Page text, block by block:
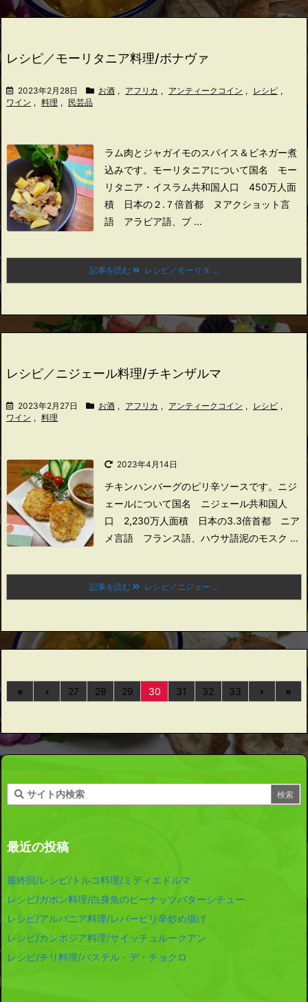
レシピ／モーリタニア料理/ボナヴァ
2023年2月28日 お酒 , アフリカ , アンティークコイン , レシピ ,
ワイン , 料理 , 民芸品
ラム肉とジャガイモのスパイス＆ビネガー煮
込みです。 モーリタニアについて国名 モー
リタニア・イスラム共和国 人口 450万人面
積 日本の２.７倍首都 ヌアクショット言
語 アラビア語、プ ...
記事を読む レシピ／モーリタ ...
レシピ／ニジェール料理/チキンザルマ
2023年2月27日 お酒 , アフリカ , アンティークコイン , レシピ ,
ワイン , 料理
2023年4月14日
チキンハンバーグのピリ辛ソースです。 ニジ
ェールについて国名 ニジェール共和国 人
口 2,230万人面積 日本の3.3倍首都 ニア
メ言語 フランス語、ハウサ語泥のモスク ...
記事を読む レシピ／ニジェー ...
« ‹ 27 28 29 30 31 32 33 › »
最近の投稿
最終回/レシピ/トルコ料理/ミディエドルマ
レシピ/ガボン料理/白身魚のピーナッツバターシチュー
レシピ/アルバニア料理/レバーピリ辛炒め揚げ
レシピ/カンボジア料理/サイッチュルークアン
レシピ/チリ料理/パステル・デ・チョクロ